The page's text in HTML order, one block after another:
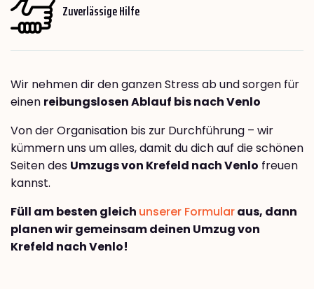
Zuverlässige Hilfe
Wir nehmen dir den ganzen Stress ab und sorgen für
einen reibungslosen Ablauf bis nach Venlo
Von der Organisation bis zur Durchführung – wir
kümmern uns um alles, damit du dich auf die schönen
Seiten des Umzugs von Krefeld nach Venlo freuen
kannst.
Füll am besten gleich unserer Formularaus, dann
planen wir gemeinsam deinen Umzug von
Krefeld nach Venlo!